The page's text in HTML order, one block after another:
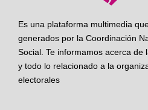
Es una plataforma multimedia
generados por la Coordinación
Social. Te informamos acerca de
y todo lo relacionado a la
electorales